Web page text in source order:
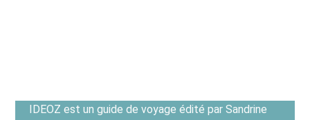
IDEOZ est un guide de voyage édité par Sandrine